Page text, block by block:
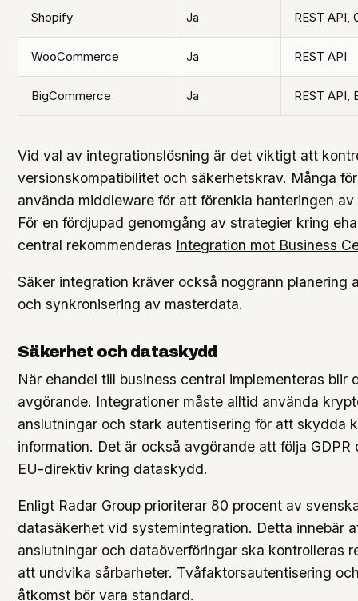
Shopify Ja REST API,
WooCommerce Ja REST API
BigCommerce Ja REST API,
Vid val av integrationslösning är det viktigt att
versionskompatibilitet och säkerhetskrav. Många
använda middleware för att förenkla hanteringen
För en fördjupad genomgång av strategier kring
central rekommenderas Integration mot Business
Säker integration kräver också noggrann planering
och synkronisering av masterdata.
Säkerhet och dataskydd
När ehandel till business central implementeras blir
avgörande. Integrationer måste alltid använda
anslutningar och stark autentisering för att skydda
information. Det är också avgörande att följa GDPR
EU-direktiv kring dataskydd.
Enligt Radar Group prioriterar 80 procent av
datasäkerhet vid systemintegration. Detta innebär
anslutningar och dataöverföringar ska kontrolleras
att undvika sårbarheter. Tvåfaktorsautentisering
åtkomst bör vara standard.